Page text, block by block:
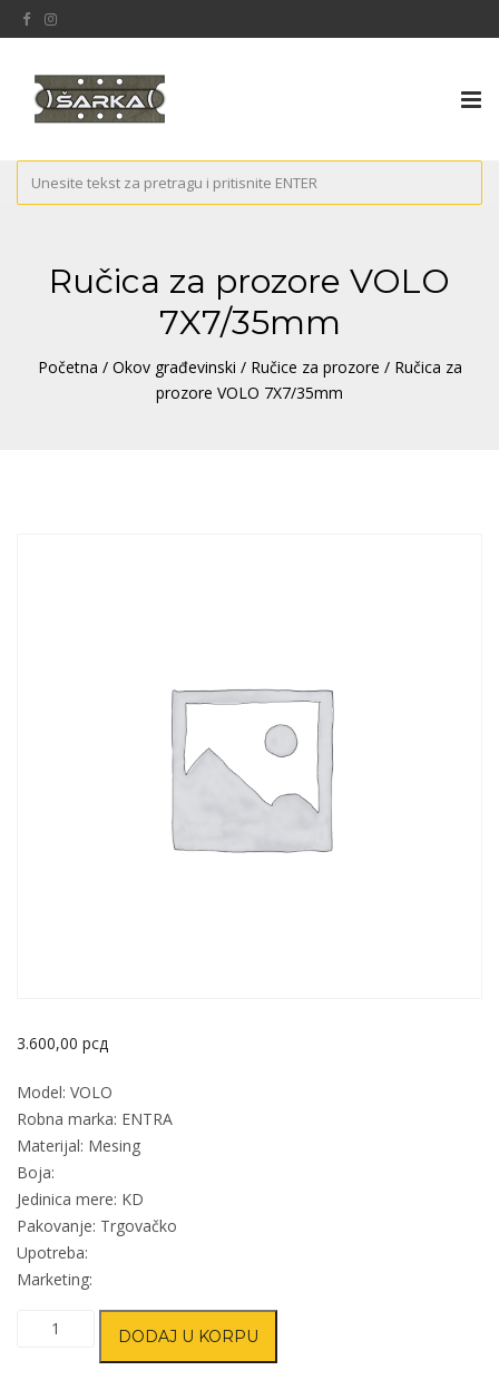
Ručica za prozore VOLO
7X7/35mm
Početna / Okov građevinski / Ručice za prozore / Ručica za
prozore VOLO 7X7/35mm
3.600,00 рсд
Model: VOLO
Robna marka: ENTRA
Materijal: Mesing
Boja:
Jedinica mere: KD
Pakovanje: Trgovačko
Upotreba:
Marketing:
Ručica
DODAJ U KORPU